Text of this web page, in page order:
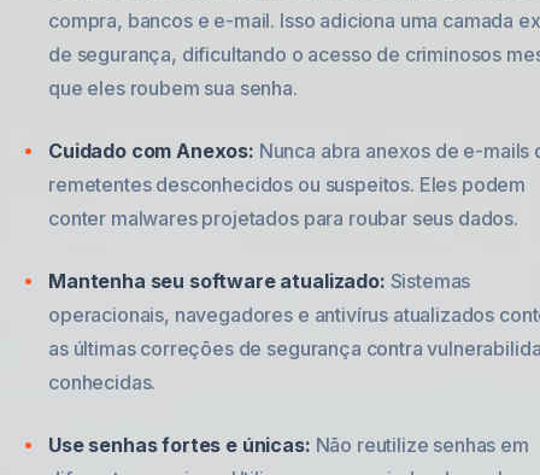
compra, bancos e e-mail. Isso adiciona uma camada
de segurança, dificultando o acesso de criminosos
que eles roubem sua senha.
Cuidado com Anexos: Nunca abra anexos de e-mails
remetentes desconhecidos ou suspeitos. Eles podem
conter malwares projetados para roubar seus dados.
Mantenha seu software atualizado: Sistemas
operacionais, navegadores e antivírus atualizados
as últimas correções de segurança contra
conhecidas.
Use senhas fortes e únicas: Não reutilize senhas em